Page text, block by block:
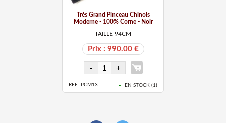
Trés Grand Pinceau Chinois
Moderne - 100% Corne - Noir
TAILLE 94CM
Prix : 990.00 €
REF: PCM13 EN STOCK ( 1)